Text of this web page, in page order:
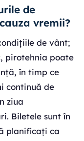
de
vremii?
de vânt;
pirotehnia poate
în timp ce
continuă de
ziua
Biletele sunt în
planificați ca